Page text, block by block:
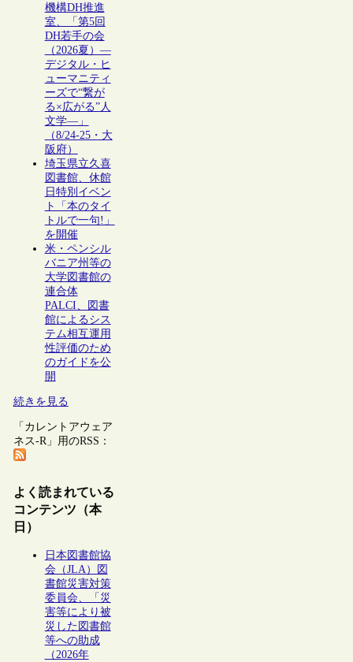
機構DH推進
室、「第5回
DH若手の会
（2026夏）―
デジタル・ヒ
ューマニティ
ーズで“繋が
る×広がる”人
文学―」
（8/24-25・大
阪府）
埼玉県立久喜
図書館、休館
日特別イベン
ト「本のタイ
トルで一句!」
を開催
米・ペンシル
バニア州等の
大学図書館の
連合体
PALCI、図書
館によるシス
テム相互運用
性評価のため
のガイドを公
開
続きを見る
「カレントアウェア
ネス-R」用のRSS：
よく読まれている
コンテンツ（本
日）
日本図書館協
会（JLA）図
書館災害対策
委員会、「災
害等により被
災した図書館
等への助成
（2026年